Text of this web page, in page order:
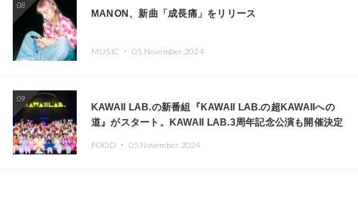
08
MANON、新曲「成長痛」をリリース
MUSIC ・ 05.November.2024
09
KAWAII LAB.の新番組『KAWAII LAB.の超KAWAIIへの
道』がスタート。KAWAII LAB.3周年記念公演も開催決定
FOOD ・ 05.November.2024